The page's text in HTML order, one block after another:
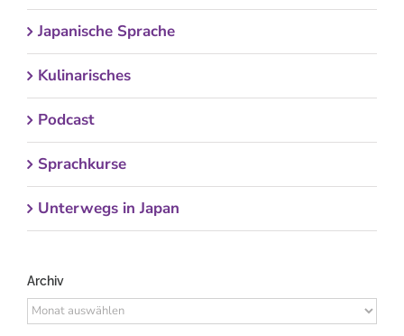
Japanische Sprache
Kulinarisches
Podcast
Sprachkurse
Unterwegs in Japan
Archiv
Archiv